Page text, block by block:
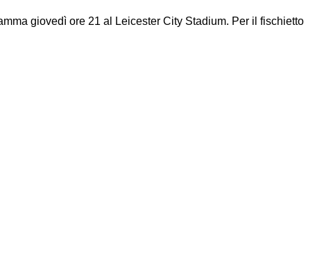
giovedì ore 21 al Leicester City Stadium. Per il fischietto